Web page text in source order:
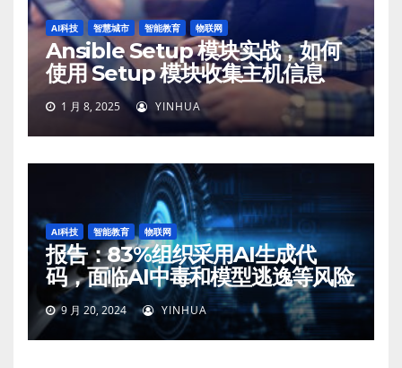
AI科技 智慧城市 智能教育 物联网
Ansible Setup 模块实战，如何
使用 Setup 模块收集主机信息
1 月 8, 2025 YINHUA
AI科技 智能教育 物联网
报告：83%组织采用AI生成代
码，面临AI中毒和模型逃逸等风险
9 月 20, 2024 YINHUA